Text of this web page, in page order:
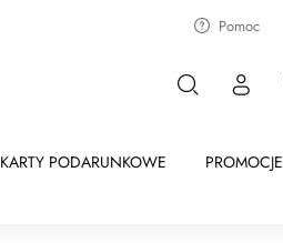
Pomoc
KARTY PODARUNKOWE PROMOCJE